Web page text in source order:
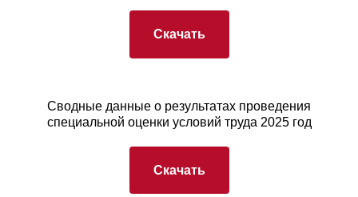
Скачать
Сводные данные о результатах проведения
специальной оценки условий труда 2025 год
Скачать